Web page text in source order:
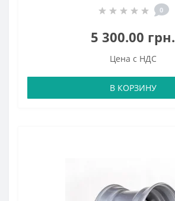
0
5 300.00 грн.
Цена с НДС
В КОРЗИНУ